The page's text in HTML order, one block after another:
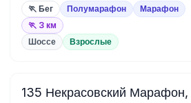
🏃 Бег Полумарафон
Марафон
🏃 3 км
Шоссе Взрослые
135 Некрасовский Марафон,